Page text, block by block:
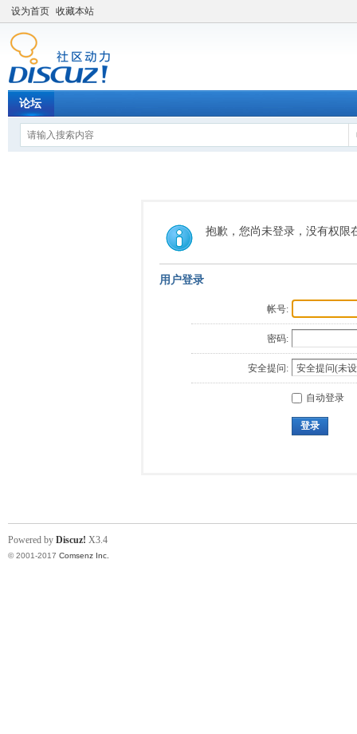
设为首页 收藏本站
论坛
抱歉，您尚未登录，没有权限
用户登录
帐号:
密码:
安全提问:
自动登录
登录
Powered by Discuz! X3.4
© 2001-2017 Comsenz Inc.